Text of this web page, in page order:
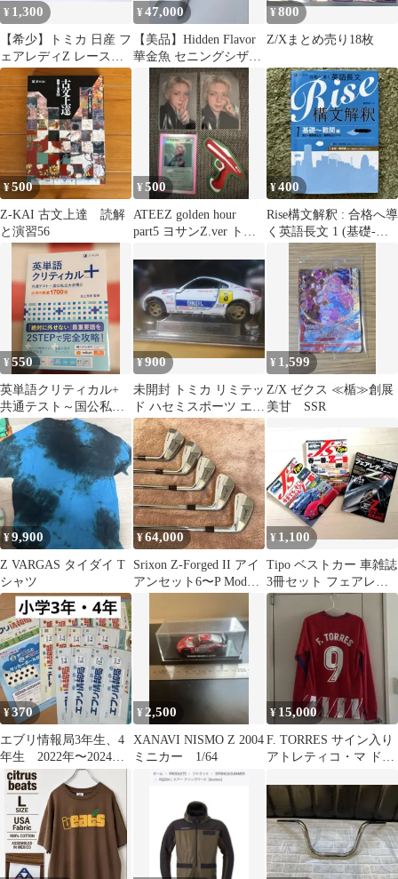
¥ 1,300
【希少】トミカ 日産 フ
ェアレディZ レース仕
様車 ミニカー NISSAN
Z
¥47,000
【美品】Hidden Flavor
華金魚 セニングシザー
トリミングシザー80%
¥800
Z/Xまとめ売り18枚
¥500
Z-KAI 古文上達 読解
と演習56
¥500
ATEEZ golden hour
part5 ヨサンZ.ver トレ
¥400
Rise構文解釈 : 合格へ導
く英語長文 1 (基礎-難
関編 (高2-難関国公…
¥550
英単語クリティカル+
共通テスト～国公私立
大合格に Z-KAI
¥900
未開封 トミカ リミテッ
ド ハセミスポーツ エン
ドレス Z 0038 ミニカー
¥ 1,599
Z/X ゼクス ≪楯≫創展
美甘 SSR
¥9,900
Z VARGAS タイダイ T
シャツ
¥64,000
Srixon Z-Forged II アイ
アンセット6〜P Modus
¥1,100
Tipo ベストカー 車雑誌
3冊セット フェアレデ
ィZ 特集 FairladyZ
¥370
エブリ情報局3年生、4
年生 2022年〜2024年
16部 Z-KAI z会
¥2,500
XANAVI NISMO Z 2004
ミニカー 1/64
¥ 15,000
F. TORRES サイン入り
アトレティコ・マ ドリ